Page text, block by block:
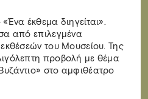
έκθεμα διηγείται».
από επιλεγμένα
του Μουσείου. Της
προβολή με θέμα
στο αμφιθέατρο